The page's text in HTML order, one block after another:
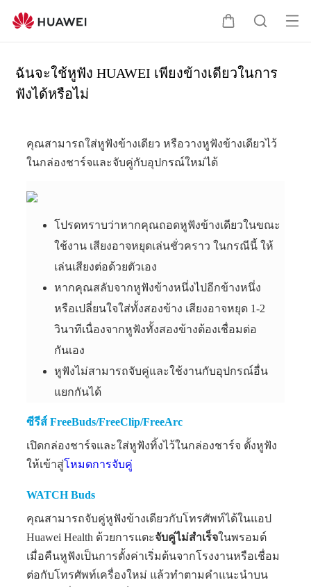
ต
ร้
ค้
า
เปิ
ฉันจะใช้หูฟัง HUAWEI เพียงข้างเดียวในการ
ฟังได้หรือไม่
คุณสามารถใส่หูฟังข้างเดียว หรือวางหูฟังข้างเดียวไว้
ในกล่องชาร์จและจับคู่กับอุปกรณ์ใหม่ได้
โปรดทราบว่าหากคุณถอดหูฟังข้างเดียวในขณะ
ใช้งาน เสียงอาจหยุดเล่นชั่วคราว ในกรณีนี้ ให้
เล่นเสียงต่อด้วยตัวเอง
หากคุณสลับจากหูฟังข้างหนึ่งไปอีกข้างหนึ่ง
หรือเปลี่ยนใจใส่ทั้งสองข้าง เสียงอาจหยุด 1-2
วินาทีเนื่องจากหูฟังทั้งสองข้างต้องเชื่อมต่อ
กันเอง
หูฟังไม่สามารถจับคู่และใช้งานกับอุปกรณ์อื่น
แยกกันได้
ซีรีส์ FreeBuds/FreeClip/FreeArc
เปิดกล่องชาร์จและใส่หูฟังทิ้งไว้ในกล่องชาร์จ ตั้งหูฟัง
ให้เข้าสู่โหมดการจับคู่
WATCH Buds
คุณสามารถจับคู่หูฟังข้างเดียวกับโทรศัพท์ได้ในแอป
Huawei Health ด้วยการแตะจับคู่ไม่สำเร็จในพรอมต์
เมื่อคืนหูฟังเป็นการตั้งค่าเริ่มต้นจากโรงงานหรือเชื่อม
ต่อกับโทรศัพท์เครื่องใหม่ แล้วทำตามคำแนะนำบน